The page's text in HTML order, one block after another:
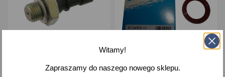
Daewoo Lanos FEBI
Daewoo Lanos 1.3 1.5
Witamy!
Zapraszamy do naszego nowego sklepu.